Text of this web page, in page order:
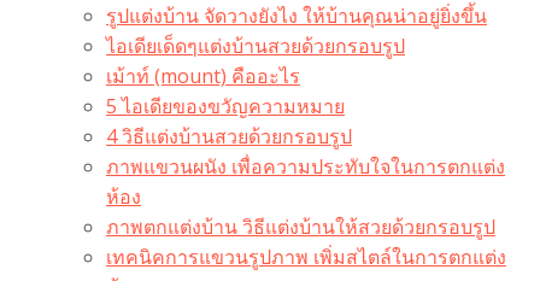
รูปแต่งบ้าน จัดวางยังไง ให้บ้านคุณน่าอยู่ยิ่งขึ้น
ไอเดียเด็ดๆแต่งบ้านสวยด้วยกรอบรูป
เม้าท์ (mount) คืออะไร​
5 ไอเดียของขวัญความหมาย
4 วิธีแต่งบ้านสวยด้วยกรอบรูป
ภาพแขวนผนัง เพื่อความประทับใจในการตกแต่ง
ห้อง
ภาพตกแต่งบ้าน วิธีแต่งบ้านให้สวยด้วยกรอบรูป
เทคนิคการแขวนรูปภาพ เพิ่มสไตล์ในการตกแต่ง